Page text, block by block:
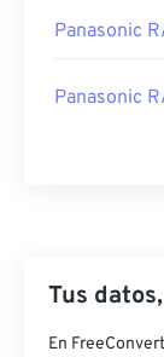
Panasonic
Panasonic
Tus
En